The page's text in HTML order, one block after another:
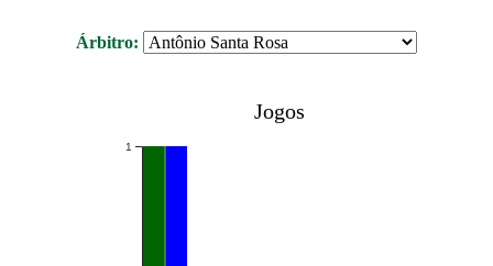
Árbitro:
1
Jogos